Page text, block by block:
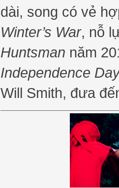
dài, song có vẻ
Winter’s War, nỗ
Huntsman năm
Independence
Will Smith, đưa